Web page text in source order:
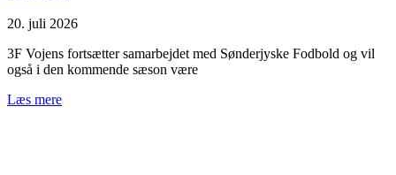
20. juli 2026
3F Vojens fortsætter samarbejdet med Sønderjyske Fodbold og vil
også i den kommende sæson være
Læs mere